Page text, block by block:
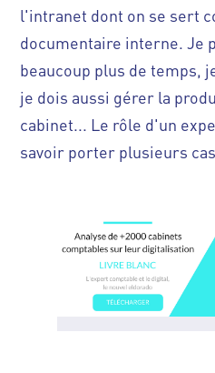
l'intranet dont on se sert
documentaire interne. Je
beaucoup plus de temps,
je dois aussi gérer la
cabinet... Le rôle d'un
savoir porter plusieurs